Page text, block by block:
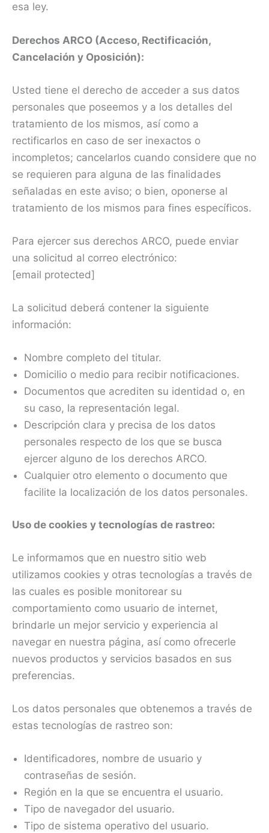
esa ley.
Derechos ARCO (Acceso, Rectificación,
Cancelación y Oposición):
Usted tiene el derecho de acceder a sus datos
personales que poseemos y a los detalles del
tratamiento de los mismos, así como a
rectificarlos en caso de ser inexactos o
incompletos; cancelarlos cuando considere que no
se requieren para alguna de las finalidades
señaladas en este aviso; o bien, oponerse al
tratamiento de los mismos para fines específicos.
Para ejercer sus derechos ARCO, puede enviar
una solicitud al correo electrónico:
[email protected]
La solicitud deberá contener la siguiente
información:
Nombre completo del titular.
Domicilio o medio para recibir notificaciones.
Documentos que acrediten su identidad o, en
su caso, la representación legal.
Descripción clara y precisa de los datos
personales respecto de los que se busca
ejercer alguno de los derechos ARCO.
Cualquier otro elemento o documento que
facilite la localización de los datos personales.
Uso de cookies y tecnologías de rastreo:
Le informamos que en nuestro sitio web
utilizamos cookies y otras tecnologías a través de
las cuales es posible monitorear su
comportamiento como usuario de internet,
brindarle un mejor servicio y experiencia al
navegar en nuestra página, así como ofrecerle
nuevos productos y servicios basados en sus
preferencias.
Los datos personales que obtenemos a través de
estas tecnologías de rastreo son:
Identificadores, nombre de usuario y
contraseñas de sesión.
Región en la que se encuentra el usuario.
Tipo de navegador del usuario.
Tipo de sistema operativo del usuario.